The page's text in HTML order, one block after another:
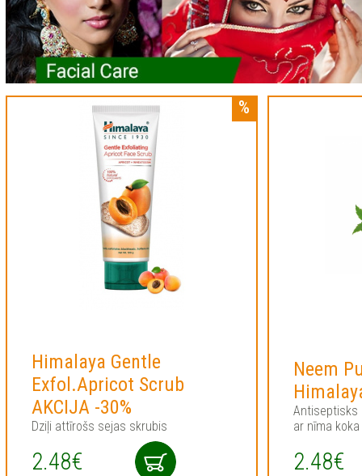
Himalaya Gentle
Exfol.Apricot Scrub
AKCIJA -30%
Dziļi attīrošs sejas skrubis
2.48€
Neem
Antiseptisks
ar nīma
2.48€